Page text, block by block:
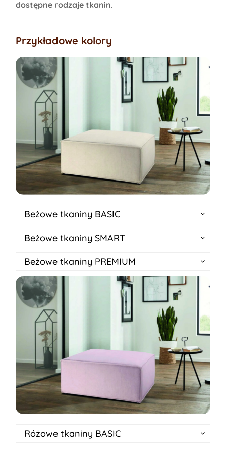
dostępne rodzaje tkanin.
Przykładowe kolory
Beżowe tkaniny BASIC
Beżowe tkaniny SMART
Beżowe tkaniny PREMIUM
Różowe tkaniny BASIC